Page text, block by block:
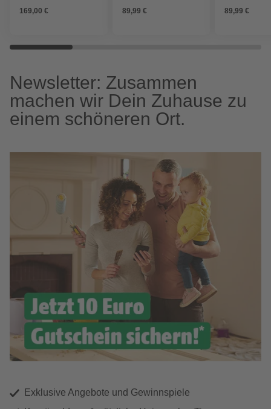
169,00 €
89,99 €
89,99 €
Newsletter: Zusammen
machen wir Dein Zuhause zu
einem schöneren Ort.
Exklusive Angebote und Gewinnspiele